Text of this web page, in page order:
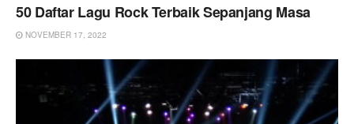
50 Daftar Lagu Rock Terbaik Sepanjang Masa
NOVEMBER 17, 2022